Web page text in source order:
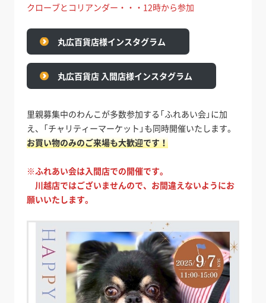
クローブとコリアンダー・・・12時から参加
丸広百貨店様インスタグラム
丸広百貨店 入間店様インスタグラム
里親募集中のわんこが多数参加する「ふれあい会」に加
え、「チャリティーマーケット」も同時開催いたします。
お買い物のみのご来場も大歓迎です！
※ふれあい会は入間店での開催です。
川越店ではございませんので、お間違えないようにお
願いいたします。